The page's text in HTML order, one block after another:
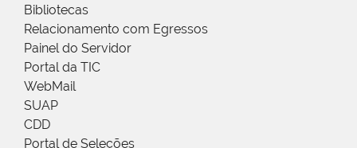
Bibliotecas
Relacionamento com Egressos
Painel do Servidor
Portal da TIC
WebMail
SUAP
CDD
Portal de Seleções